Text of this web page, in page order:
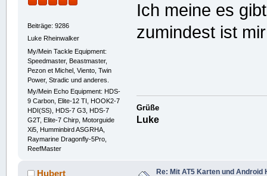
Beiträge: 9286
Luke Rheinwalker
My/Mein Tackle Equipment:
Speedmaster, Beastmaster,
Pezon et Michel, Viento, Twin
Power, Stradic und anderes.
My/Mein Echo Equipment: HDS-
9 Carbon, Elite-12 TI, HOOK2-7
HDI(SS), HDS-7 G3, HDS-7
G2T, Elite-7 Chirp, Motorguide
Xi5, Humminbird ASGRHA,
Raymarine Dragonfly-5Pro,
ReefMaster
Ich meine es
zumindest ist
Grüße
Luke
Hubert Re: Mit AT5 Karten und Android